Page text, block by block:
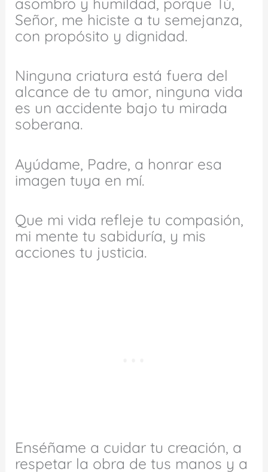
Señor, me hiciste a tu semejanza,
con propósito y dignidad.
Ninguna criatura está fuera del
alcance de tu amor, ninguna vida
es un accidente bajo tu mirada
soberana.
Ayúdame, Padre, a honrar esa
imagen tuya en mí.
Que mi vida refleje tu compasión,
mi mente tu sabiduría, y mis
acciones tu justicia.
Enséñame a cuidar tu creación, a
respetar la obra de tus manos y a